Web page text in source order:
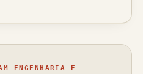
ENGENHARIA E